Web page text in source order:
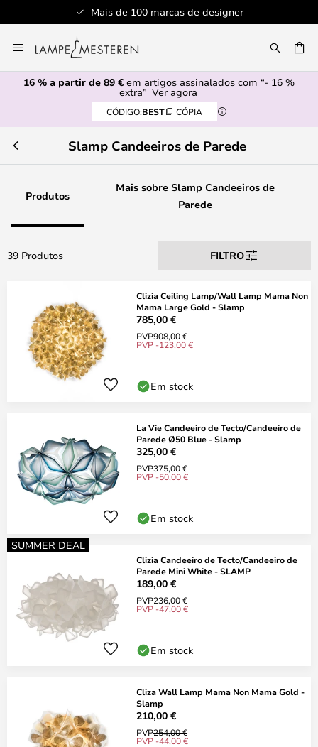
Mais de 100 marcas de designer
para
o
Conteúdo
16 % a partir de 89 € em artigos assinalados com “- 16 %
extra” Ver agora
CÓDIGO:BEST CÓPIA
Slamp Candeeiros de Parede
Produtos
Mais sobre Slamp Candeeiros de
Parede
39 Produtos FILTRO
Clizia Ceiling Lamp/Wall Lamp Mama Non
Mama Large Gold - Slamp
785,00 €
PVP908,00 €
PVP -123,00 €
Em stock
La Vie Candeeiro de Tecto/Candeeiro de
Parede Ø50 Blue - Slamp
325,00 €
PVP375,00 €
PVP -50,00 €
Em stock
SUMMER DEAL
Clizia Candeeiro de Tecto/Candeeiro de
Parede Mini White - SLAMP
189,00 €
PVP236,00 €
PVP -47,00 €
Em stock
Cliza Wall Lamp Mama Non Mama Gold -
Slamp
210,00 €
PVP254,00 €
PVP -44,00 €